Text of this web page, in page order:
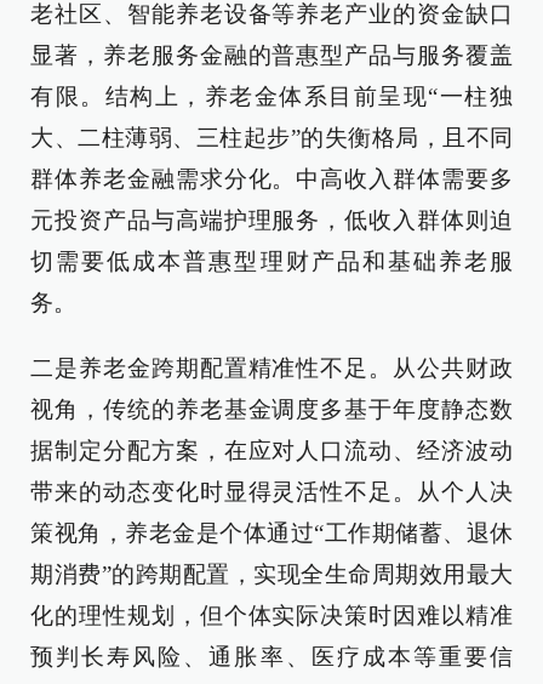
老社区、智能养老设备等养老产业的资金缺口
显著，养老服务金融的普惠型产品与服务覆盖
有限。结构上，养老金体系目前呈现“一柱独
大、二柱薄弱、三柱起步”的失衡格局，且不同
群体养老金融需求分化。中高收入群体需要多
元投资产品与高端护理服务，低收入群体则迫
切需要低成本普惠型理财产品和基础养老服
务。
二是养老金跨期配置精准性不足。从公共财政
视角，传统的养老基金调度多基于年度静态数
据制定分配方案，在应对人口流动、经济波动
带来的动态变化时显得灵活性不足。从个人决
策视角，养老金是个体通过“工作期储蓄、退休
期消费”的跨期配置，实现全生命周期效用最大
化的理性规划，但个体实际决策时因难以精准
预判长寿风险、通胀率、医疗成本等重要信